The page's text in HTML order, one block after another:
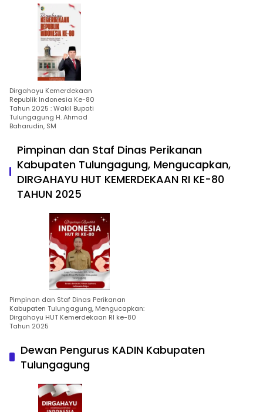
Dirgahayu Kemerdekaan
Republik Indonesia Ke-80
Tahun 2025 : Wakil Bupati
Tulungagung H. Ahmad
Baharudin, SM
Pimpinan dan Staf Dinas Perikanan
Kabupaten Tulungagung, Mengucapkan,
DIRGAHAYU HUT KEMERDEKAAN RI KE-80
TAHUN 2025
Pimpinan dan Staf Dinas Perikanan
Kabupaten Tulungagung, Mengucapkan:
Dirgahayu HUT Kemerdekaan RI ke-80
Tahun 2025
Dewan Pengurus KADIN Kabupaten
Tulungagung